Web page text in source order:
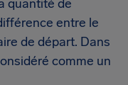
quantité de
entre le
de départ. Dans
comme un